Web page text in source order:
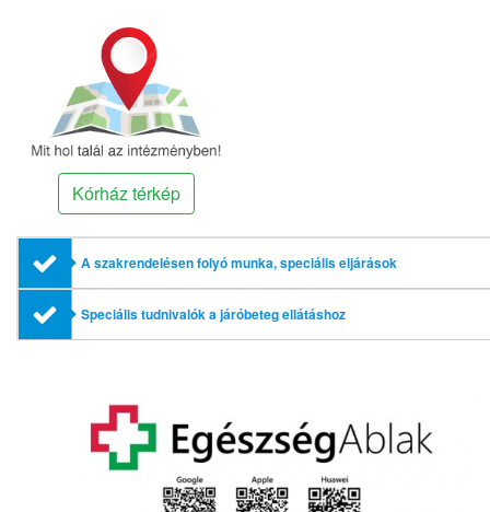
Kórház térkép
A szakrendelésen folyó munka, speciális eljárások
Speciális tudnivalók a járóbeteg ellátáshoz